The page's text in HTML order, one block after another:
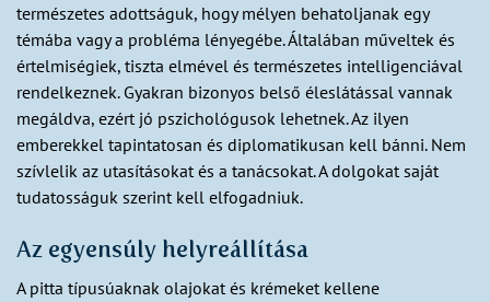
természetes adottságuk, hogy mélyen behatoljanak egy
témába vagy a probléma lényegébe. Általában műveltek és
értelmiségiek, tiszta elmével és természetes intelligenciával
rendelkeznek. Gyakran bizonyos belső éleslátással vannak
megáldva, ezért jó pszichológusok lehetnek. Az ilyen
emberekkel tapintatosan és diplomatikusan kell bánni. Nem
szívlelik az utasításokat és a tanácsokat. A dolgokat saját
tudatosságuk szerint kell elfogadniuk.
Az egyensúly helyreállítása
A pitta típusúaknak olajokat és krémeket kellene